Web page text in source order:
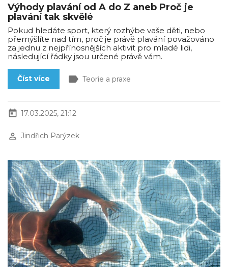
Výhody plavání od A do Z aneb Proč je
plavání tak skvělé
Pokud hledáte sport, který rozhýbe vaše děti, nebo
přemýšlíte nad tím, proč je právě plavání považováno
za jednu z nejpřínosnějších aktivit pro mladé lidi,
následující řádky jsou určené právě vám.
Číst více label Teorie a praxe
today 17.03.2025, 21:12
perm_identity Jindřich Parýzek